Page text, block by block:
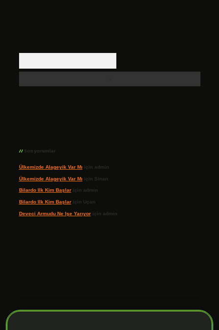
Son yorumlar
Ülkemizde Alageyik Var Mı için admin
Ülkemizde Alageyik Var Mı için Sinan
Bilardo Ilk Kim Başlariçin admin
Bilardo Ilk Kim Başlariçin Uçan
Deveci Armudu Ne Işe Yarıyoriçin admin